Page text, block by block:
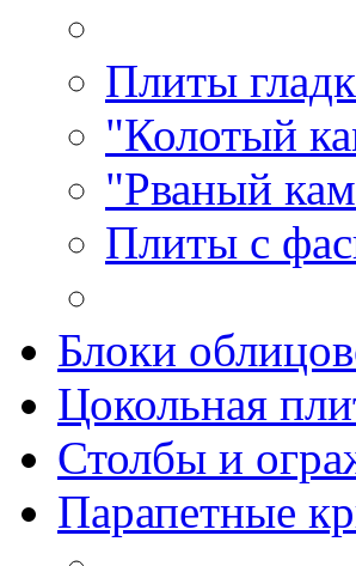
Плиты
"Колотый
"Рваный
Плиты с
Блоки
Цокольная
Столбы и
Парапетные